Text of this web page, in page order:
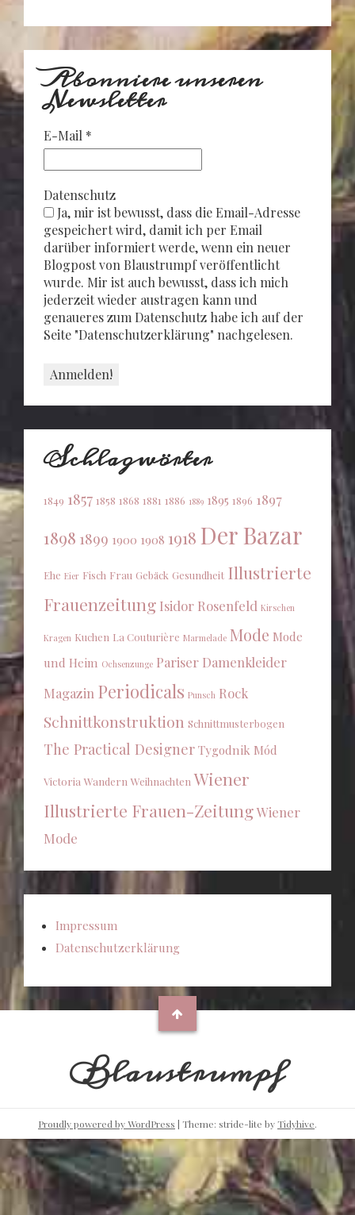
Abonniere unseren
Newsletter
E-Mail *
Datenschutz
Ja, mir ist bewusst, dass die Email-Adresse
gespeichert wird, damit ich per Email
darüber informiert werde, wenn ein neuer
Blogpost von Blaustrumpf veröffentlicht
wurde. Mir ist auch bewusst, dass ich mich
jederzeit wieder austragen kann und
genaueres zum Datenschutz habe ich auf der
Seite "Datenschutzerklärung" nachgelesen.
Schlagwörter
1849 1857 1858 1868 1881 1886 1889 1895 1896 1897
1898 1899 1900 1908 1918 Der Bazar
Ehe Eier Fisch Frau Gebäck Gesundheit Illustrierte
Frauenzeitung Isidor Rosenfeld Kirschen
Kragen Kuchen La Couturière Marmelade Mode Mode
und Heim Ochsenzunge Pariser Damenkleider
Magazin Periodicals Punsch Rock
Schnittkonstruktion Schnittmusterbogen
The Practical Designer Tygodnik Mód
Victoria Wandern Weihnachten Wiener
Illustrierte Frauen-ZeitungWiener
Mode
Impressum
Datenschutzerklärung
Blaustrumpf
Proudly powered by WordPress | Theme: stride-lite byTidyhive.